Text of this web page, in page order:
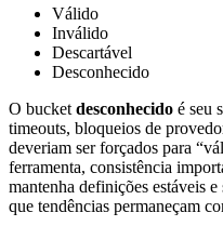
Válido
Inválido
Descartável
Desconhecido
O bucket desconhecido é seu
timeouts, bloqueios de
deveriam ser forçados para
ferramenta, consistência
mantenha definições estáveis
que tendências permaneçam